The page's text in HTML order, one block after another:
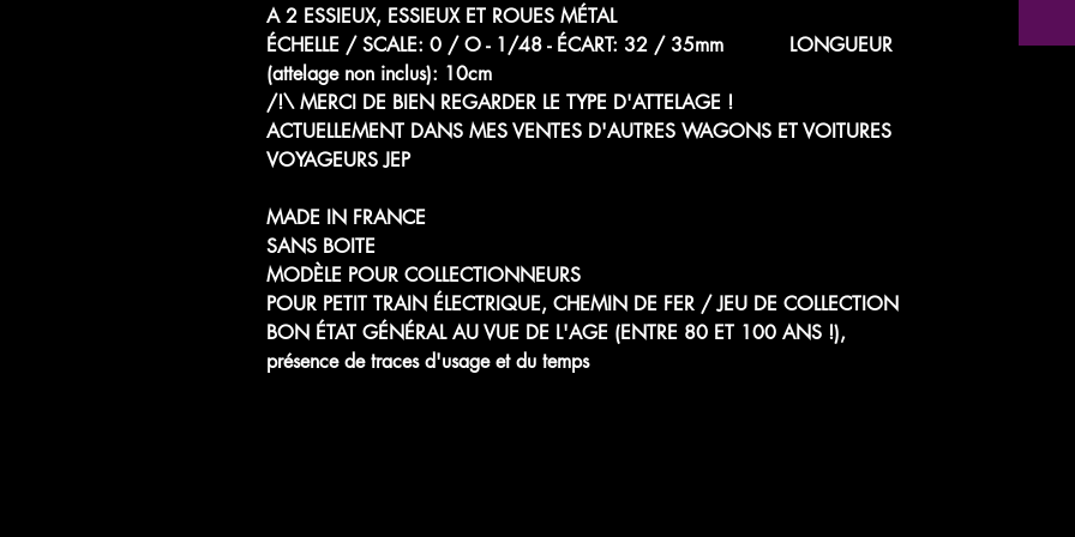
A 2 ESSIEUX, ESSIEUX ET ROUES MÉTAL
ÉCHELLE / SCALE: 0 / O - 1/48 - ÉCART: 32 / 35mm LONGUEUR
(attelage non inclus): 10cm
/!\ MERCI DE BIEN REGARDER LE TYPE D'ATTELAGE !
ACTUELLEMENT DANS MES VENTES D'AUTRES WAGONS ET VOITURES
VOYAGEURS JEP
MADE IN FRANCE
SANS BOITE
MODÈLE POUR COLLECTIONNEURS
POUR PETIT TRAIN ÉLECTRIQUE, CHEMIN DE FER / JEU DE COLLECTION
BON ÉTAT GÉNÉRAL AU VUE DE L'AGE (ENTRE 80 ET 100 ANS !),
présence de traces d'usage et du temps